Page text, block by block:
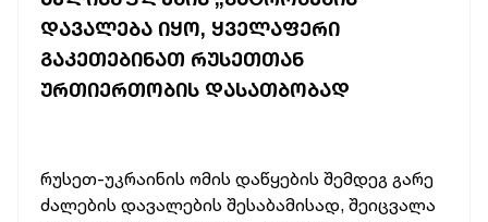
ᲓᲐᲕᲐᲚᲔᲑᲐ ᲘᲧᲝ, ᲧᲕᲔᲚᲐᲤᲔᲠᲘ
ᲒᲐᲙᲔᲗᲔᲑᲘᲜᲐᲗ ᲠᲣᲡᲔᲗᲗᲐᲜ
ᲣᲠᲗᲘᲔᲠᲗᲝᲑᲘᲡ ᲓᲐᲡᲐᲗᲑᲝᲑᲐᲓ
რუსეთ-უკრაინის ომის დაწყების შემდეგ გარე
ძალების დავალების შესაბამისად, შეიცვალა